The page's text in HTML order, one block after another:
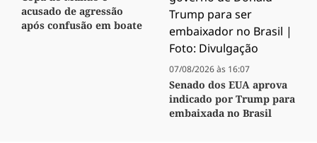
acusado de agressão
após confusão em boate
07/08/2026 às 16:07
Senado dos EUA aprova
indicado por Trump para
embaixada no Brasil